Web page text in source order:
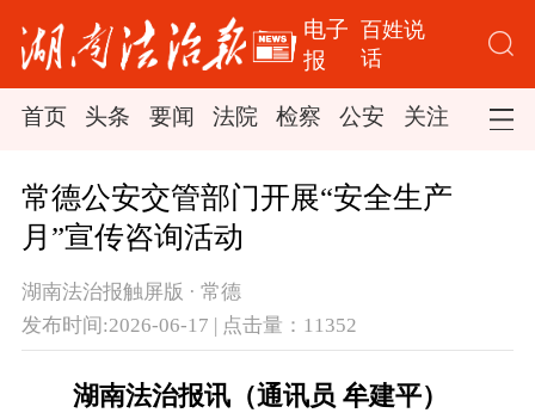
电子
报
百姓说
话
首页 头条 要闻 法院 检察 公安 关注 司法
常德公安交管部门开展“安全生产
月”宣传咨询活动
湖南法治报触屏版 · 常德
发布时间:2026-06-17 | 点击量：11352
湖南法治报讯（通讯员 牟建平）